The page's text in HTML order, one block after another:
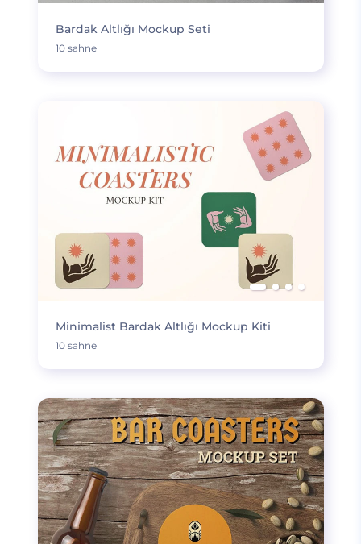
Bardak Altlığı Mockup Seti
10 sahne
Minimalist Bardak Altlığı Mockup Kiti
10 sahne